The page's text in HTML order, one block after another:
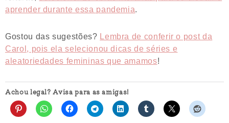
aprender durante essa pandemia.
Gostou das sugestões? Lembra de conferir o post da
Carol, pois ela selecionou dicas de séries e
aleatoriedades femininas que amamos!
Achou legal? Avisa para as amigas!